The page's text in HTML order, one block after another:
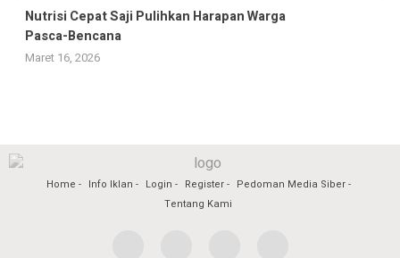
Nutrisi Cepat Saji Pulihkan Harapan Warga
Pasca-Bencana
Maret 16, 2026
Home Info Iklan Login Register
Pedoman Media Siber
Tentang Kami